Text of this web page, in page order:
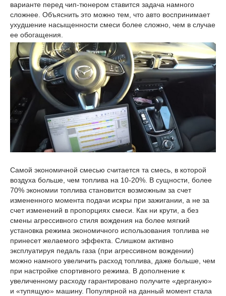
варианте перед чип-тюнером ставится задача намного
сложнее. Объяснить это можно тем, что авто воспринимает
ухудшение насыщенности смеси более сложно, чем в случае
ее обогащения.
Самой экономичной смесью считается та смесь, в которой
воздуха больше, чем топлива на 10-20%. В сущности, более
70% экономии топлива становится возможным за счет
измененного момента подачи искры при зажигании, а не за
счет изменений в пропорциях смеси. Как ни крути, а без
смены агрессивного стиля вождения на более мягкий
установка режима экономичного использования топлива не
принесет желаемого эффекта. Слишком активно
эксплуатируя педаль газа (при агрессивном вождении)
можно намного увеличить расход топлива, даже больше, чем
при настройке спортивного режима. В дополнение к
увеличенному расходу гарантировано получите «дерганую»
и «тупящую» машину. Популярной на данный момент стала